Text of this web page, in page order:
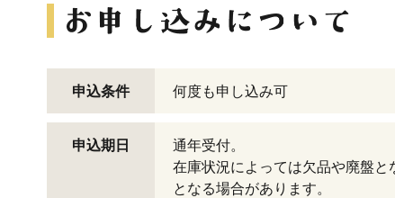
申込条件 何度も申し込み可
申込期日
通年受付。
在庫状況によっては欠品や廃盤と
となる場合があります。